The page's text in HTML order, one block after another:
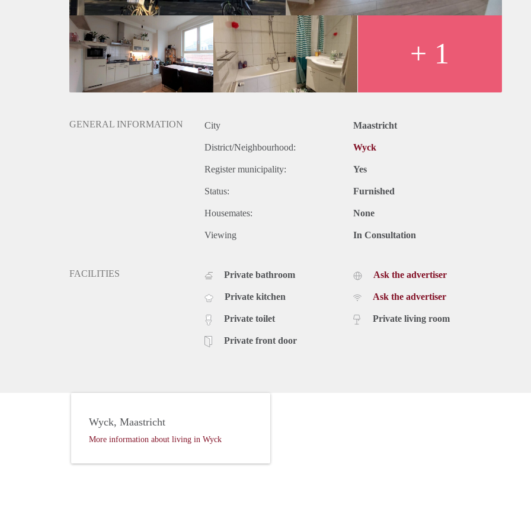
+ 1
GENERAL INFORMATION City Maastricht
District/Neighbourhood: Wyck
Register municipality: Yes
Status: Furnished
Housemates: None
Viewing In Consultation
FACILITIES Private bathroom
Private kitchen
Private toilet
Private front door
Ask the advertiser
Ask the advertiser
Private living room
Wyck, Maastricht
More information about living in Wyck